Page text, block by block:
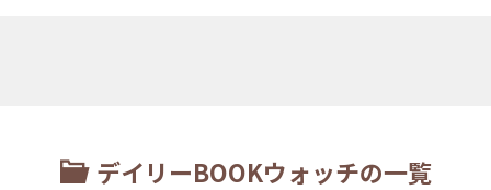
デイリーBOOKウォッチの一覧